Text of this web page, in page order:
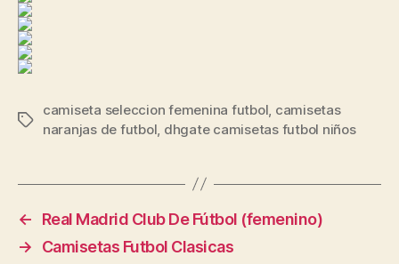
Etiquetas
camiseta seleccion femenina futbol camisetas
naranjas de futbol dhgate camisetas futbol niños
←
Real Madrid Club De Fútbol (femenino)
→
Camisetas Futbol Clasicas